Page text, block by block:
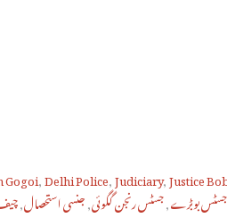
Gogoi,Delhi Police,Judiciary,Justice
جسٹس بوبڑے,جسٹس رنجن گگوئی,جنسی استحصال,